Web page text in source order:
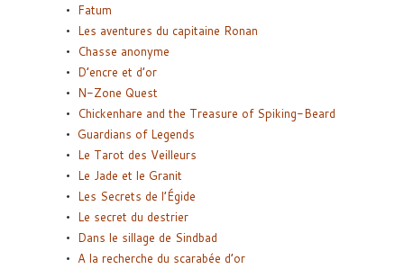
Fatum
Les aventures du capitaine Ronan
Chasse anonyme
D’encre et d’or
N-Zone Quest
Chickenhare and the Treasure of Spiking-Beard
Guardians of Legends
Le Tarot des Veilleurs
Le Jade et le Granit
Les Secrets de l’Égide
Le secret du destrier
Dans le sillage de Sindbad
A la recherche du scarabée d’or